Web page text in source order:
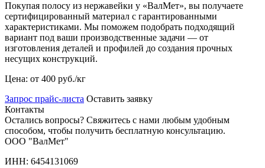
Покупая полосу из нержавейки у «ВалМет», вы получаете
сертифицированный материал с гарантированными
характеристиками. Мы поможем подобрать подходящий
вариант под ваши производственные задачи — от
изготовления деталей и профилей до создания прочных
несущих конструкций.
Цена: от 400 руб./кг
Запрос прайс-листа Оставить заявку
Контакты
Остались вопросы? Свяжитесь с нами любым удобным
способом, чтобы получить бесплатную консультацию.
ООО "ВалМет"
ИНН: 6454131069